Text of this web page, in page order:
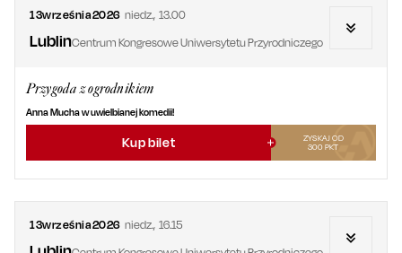
13września2026 niedz., 13.00
LublinCentrum Kongresowe Uniwersytetu Przyrodniczego
Przygoda z ogrodnikiem
Anna Mucha w uwielbianej komedii!
Kup bilet
ZYSKAJ OD
300 PKT
13września2026 niedz., 16.15